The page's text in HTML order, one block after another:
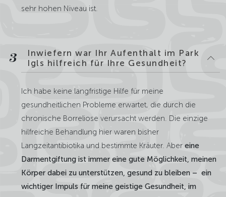
sehr hohen Niveau ist.
3
Inwiefern war Ihr Aufenthalt im Park
Igls hilfreich für Ihre Gesundheit?
Ich habe keine langfristige Hilfe für meine
gesundheitlichen Probleme erwartet, die durch die
chronische Borreliose verursacht werden. Die einzige
hilfreiche Behandlung hier waren bisher
Langzeitantibiotika und bestimmte Kräuter. Aber eine
Darmentgiftung ist immer eine gute Möglichkeit, meinen
Körper dabei zu unterstützen, gesund zu bleiben – ein
wichtiger Impuls für meine geistige Gesundheit, im